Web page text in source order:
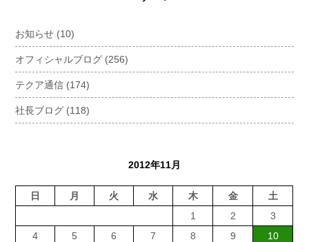
お知らせ (10)
オフィシャルブログ (256)
テクア通信 (174)
社長ブログ (118)
2012年11月
日 月 火 水 木 金 土
1 2
3
4
5 6 7 8 9
10